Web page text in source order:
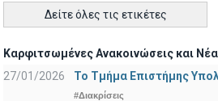
Δείτε όλες τις ετικέτες
Καρφιτσωμένες Ανακοινώσεις και Νέα
27/01/2026
Το Τμήμα Επιστήμης
#Διακρίσεις